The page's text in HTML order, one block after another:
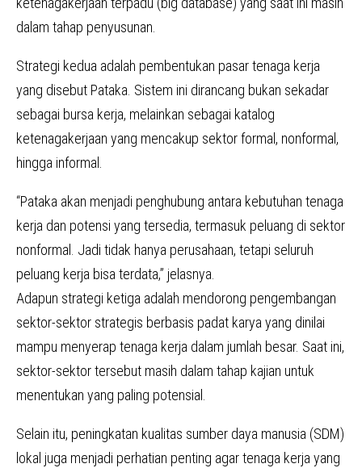
dalam tahap penyusunan.
Strategi kedua adalah pembentukan pasar tenaga kerja
yang disebut Pataka. Sistem ini dirancang bukan sekadar
sebagai bursa kerja, melainkan sebagai katalog
ketenagakerjaan yang mencakup sektor formal, nonformal,
hingga informal.
“Pataka akan menjadi penghubung antara kebutuhan tenaga
kerja dan potensi yang tersedia, termasuk peluang di sektor
nonformal. Jadi tidak hanya perusahaan, tetapi seluruh
peluang kerja bisa terdata,” jelasnya.
Adapun strategi ketiga adalah mendorong pengembangan
sektor-sektor strategis berbasis padat karya yang dinilai
mampu menyerap tenaga kerja dalam jumlah besar. Saat ini,
sektor-sektor tersebut masih dalam tahap kajian untuk
menentukan yang paling potensial.
Selain itu, peningkatan kualitas sumber daya manusia (SDM)
lokal juga menjadi perhatian penting agar tenaga kerja yang